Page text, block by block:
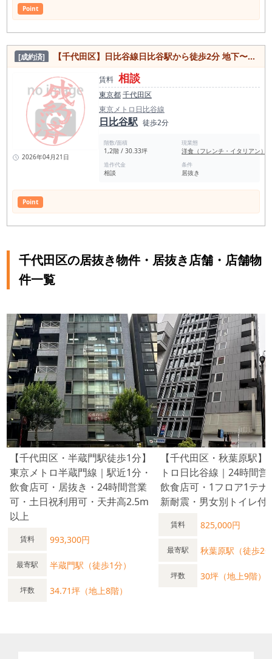
Point
[成約済] 【千代田区】日比谷線日比谷駅から徒歩2分 地下〜地上複数階フロア 前業種フレンチ居抜き物件
2026年04月21日
賃料 相談
東京都千代田区
東京メトロ日比谷線
日比谷駅 徒歩2分
階数/面積
1,2階 / 30.33坪
現業態
洋食（フレンチ・イタリアン）
造作代金
相談
条件
居抜き
Point
千代田区の居抜き物件・居抜き店舗・店舗物
件一覧
【千代田区・半蔵門駅徒歩1分】
東京メトロ半蔵門線｜駅近1分・
飲食店可・居抜き・24時間営業
可・土日祝利用可・天井高2.5m
以上
賃料 993,300円
最寄駅 半蔵門駅（徒歩1分）
坪数 34.71坪（地上8階）
【千代田区・秋葉原駅】
トロ日比谷線｜24時間営
飲食店可・1フロア1テナ
新耐震・男女別トイレ付
賃料 825,000円
最寄駅 秋葉原駅（徒歩2
坪数 30坪（地上9階）